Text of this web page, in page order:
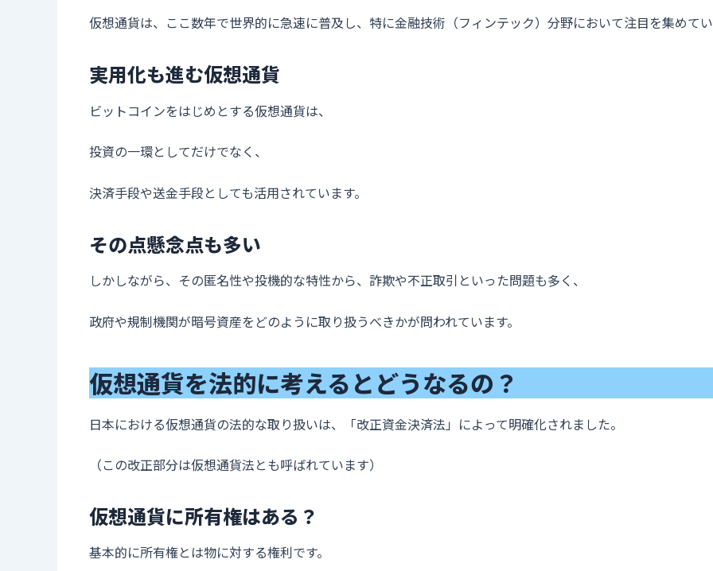
仮想通貨は、ここ数年で世界的に急速に普及し、特に金融技術（フィンテック）分野において注目を集めて
実用化も進む仮想通貨
ビットコインをはじめとする仮想通貨は、
投資の一環としてだけでなく、
決済手段や送金手段としても活用されています。
その点懸念点も多い
しかしながら、その匿名性や投機的な特性から、詐欺や不正取引といった問題も多く、
政府や規制機関が暗号資産をどのように取り扱うべきかが問われています。
仮想通貨を法的に考えるとどうなるの？
日本における仮想通貨の法的な取り扱いは、「改正資金決済法」によって明確化されました。
（この改正部分は仮想通貨法とも呼ばれています）
仮想通貨に所有権はある？
基本的に所有権とは物に対する権利です。